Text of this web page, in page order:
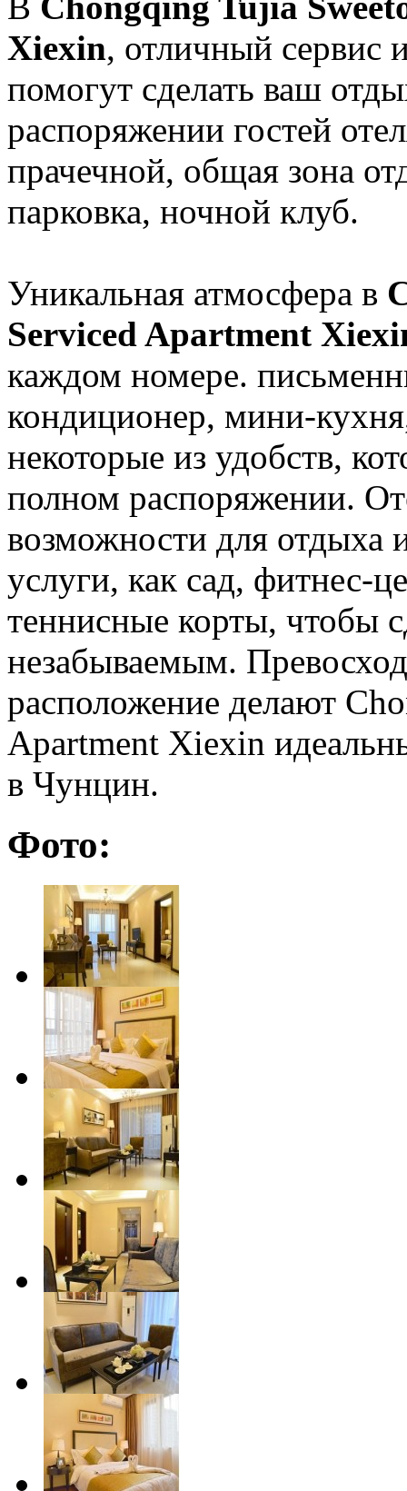
Xiexin, отличный сервис
помогут сделать ваш
распоряжении гостей
прачечной, общая зона
парковка, ночной клуб.
Уникальная атмосфера в
Serviced Apartment
каждом номере.
кондиционер, мини-
некоторые из удобств,
полном распоряжении.
возможности для отдыха
услуги, как сад, фитнес-
теннисные корты, чтобы
незабываемым.
расположение делают
Apartment Xiexin
в Чунцин.
Фото: